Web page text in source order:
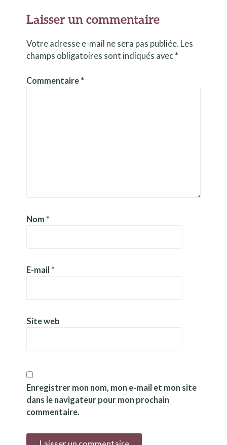
Laisser un commentaire
Votre adresse e-mail ne sera pas publiée. Les
champs obligatoires sont indiqués avec *
Commentaire *
Nom *
E-mail *
Site web
Enregistrer mon nom, mon e-mail et mon site
dans le navigateur pour mon prochain
commentaire.